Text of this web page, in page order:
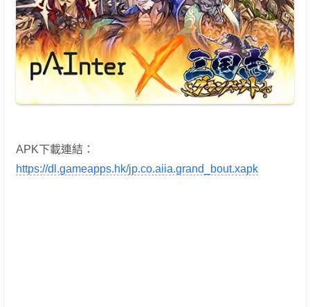
APK下載連結：
https://dl.gameapps.hk/jp.co.aiia.grand_bout.xapk